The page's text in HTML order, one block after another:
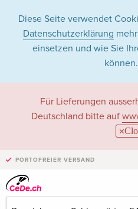
Diese Seite verwendet
Datenschutzerklärung
einsetzen und wie Sie
können.
Für Lieferungen
Deutschland bitte auf
PORTOFREIER VERSAND
Laysla
Laysla De Oliveira als
Alle 16